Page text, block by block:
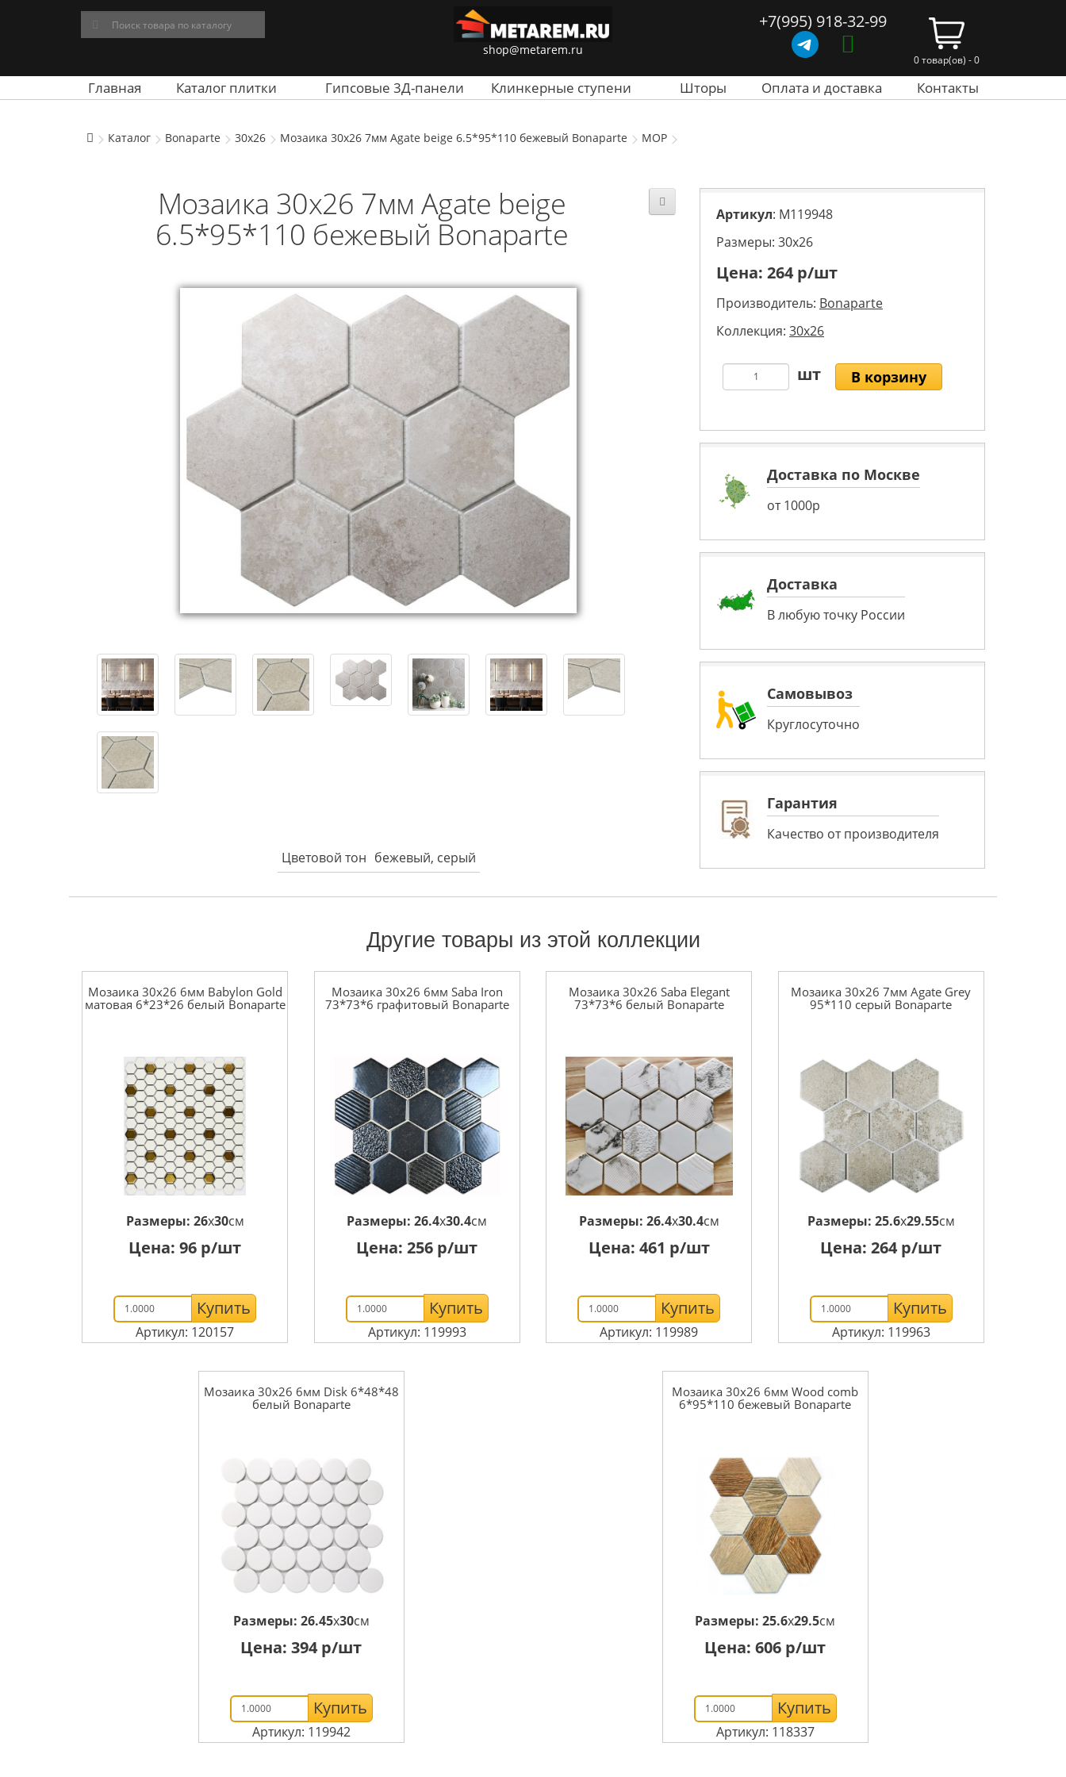
shop@metarem.ru
+7(995) 918-32-99
0 товар(ов) - 0
Главная Каталог плитки Гипсовые 3Д-панели Клинкерные ступени Шторы Оплата и доставка Контакты
Каталог Bonaparte 30x26 Мозаика 30x26 7мм Agate beige 6.5*95*110 бежевый Bonaparte MOP
Мозаика 30x26 7мм Agate beige
6.5*95*110 бежевый Bonaparte
Цветовой тон бежевый, серый
Артикул: M119948
Размеры: 30х26
Цена: 264 р/шт
Производитель: Bonaparte
Коллекция: 30x26
В корзину
Доставка по Москве
от 1000р
Доставка
В любую точку России
Самовывоз
Круглосуточно
Гарантия
Качество от производителя
Другие товары из этой коллекции
Мозаика 30x26 6мм Babylon Gold
матовая 6*23*26 белый Bonaparte
Размеры: 26x30см
Цена:96 р/шт
Купить
Артикул: 120157
Мозаика 30x26 6мм Saba Iron
73*73*6 графитовый Bonaparte
Размеры:26.4x30.4см
Цена:256 р/шт
Купить
Артикул: 119993
Мозаика 30x26 Saba Elegant
73*73*6 белый Bonaparte
Размеры: 26.4x30.4см
Цена: 461 р/шт
Купить
Артикул: 119989
Мозаика 30x26 7мм Agate Grey
95*110 серый Bonaparte
Размеры: 25.6x29.55см
Цена:264 р/шт
Купить
Артикул: 119963
Мозаика 30x26 6мм Disk 6*48*48
белый Bonaparte
Размеры: 26.45x30см
Цена: 394 р/шт
Купить
Артикул: 119942
Мозаика 30x26 6мм Wood comb
6*95*110 бежевый Bonaparte
Размеры: 25.6x29.5см
Цена: 606 р/шт
Купить
Артикул: 118337